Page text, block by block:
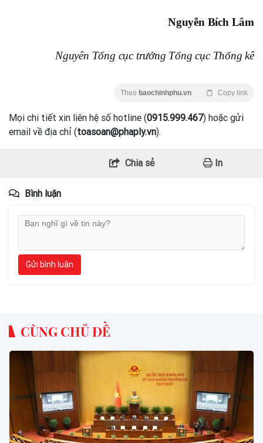
Nguyễn Bích Lâm
Nguyên Tổng cục trưởng Tổng cục Thống kê
Theo baochinhphu.vn Copy link
Mọi chi tiết xin liên hệ số hotline (0915.999.467) hoặc gửi
email về địa chỉ (toasoan@phaply.vn).
Chia sẻ In
Bình luận
Gửi bình luận
CÙNG CHỦ ĐỀ